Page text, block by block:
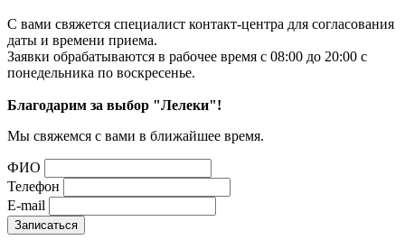
С вами свяжется специалист контакт-центра для согласования
даты и времени приема.
Заявки обрабатываются в рабочее время с 08:00 до 20:00 с
понедельника по воскресенье.
Благодарим за выбор "Лелеки"!
Мы свяжемся с вами в ближайшее время.
ФИО
Телефон
E-mail